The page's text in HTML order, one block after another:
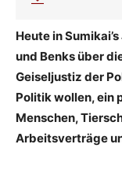
Heute in
und Benks über
Geiseljustiz der
Politik wollen, ein
Menschen,
Arbeitsverträge